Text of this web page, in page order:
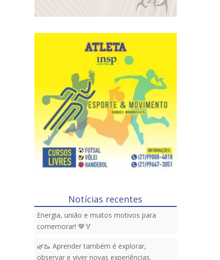
Notícias recentes
Energia, união e muitos motivos para
comemorar! 💙🏅
🌿🥾 Aprender também é explorar,
observar e viver novas experiências.